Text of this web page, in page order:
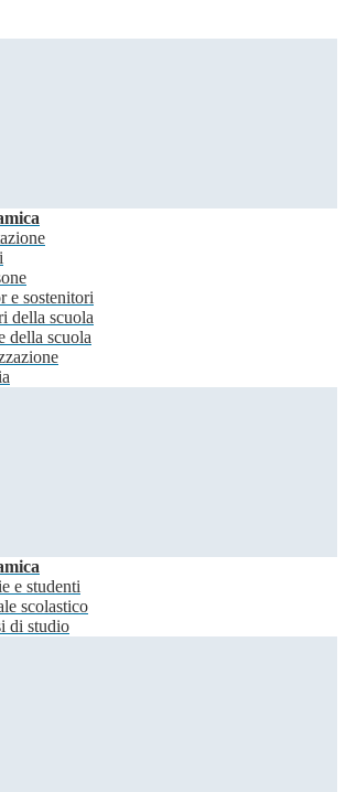
e sostenitori
della scuola
della scuola
e studenti
scolastico
di studio